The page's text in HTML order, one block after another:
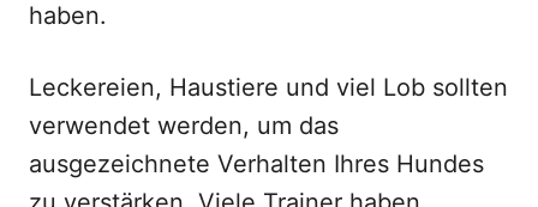
haben.
Leckereien, Haustiere und viel Lob sollten
verwendet werden, um das
ausgezeichnete Verhalten Ihres Hundes